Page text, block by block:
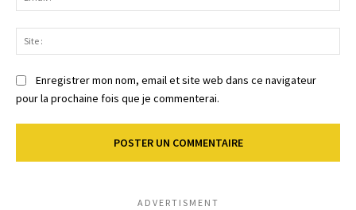
:*
:
Enregistrer mon nom, email et site web dans ce navigateur
pour la prochaine fois que je commenterai.
ADVERTISMENT